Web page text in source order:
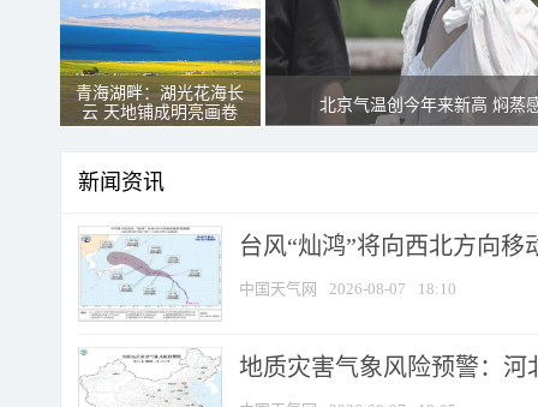
青海湖畔：湖光花海长
云 天地铺成明亮画卷
北京气温创今年来新高 焖蒸
新闻资讯
台风“灿鸿”将向西北方向移
中国天气网 2026-08-07 18:10
地质灾害气象风险预警：河